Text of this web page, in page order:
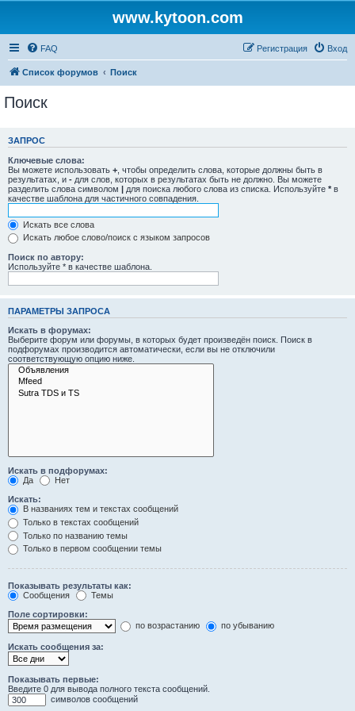
www.kytoon.com
FAQ Вход
Регистрация
Список форумов Поиск
Поиск
ЗАПРОС
Ключевые слова:
Вы можете использовать + , чтобы определить слова, которые должны быть в
результатах, и - для слов, которых в результатах быть не должно. Вы можете
разделить слова символом | для поиска любого слова из списка. Используйте * в
качестве шаблона для частичного совпадения.
Искать все слова
Искать любое слово/поиск с языком запросов
Поиск по автору:
Используйте * в качестве шаблона.
ПАРАМЕТРЫ ЗАПРОСА
Искать в форумах:
Выберите форум или форумы, в которых будет произведён поиск. Поиск в
подфорумах производится автоматически, если вы не отключили
соответствующую опцию ниже.
Искать в подфорумах:
Да
Нет
Искать:
В названиях тем и текстах сообщений
Только в текстах сообщений
Только по названию темы
Только в первом сообщении темы
Показывать результаты как:
Сообщения
Темы
Поле сортировки:
по возрастанию
по убыванию
Искать сообщения за:
Показывать первые:
Введите 0 для вывода полного текста сообщений.
символов сообщений